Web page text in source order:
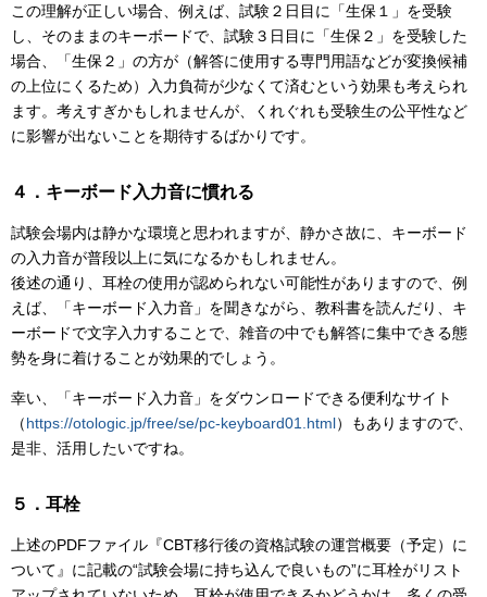
この理解が正しい場合、例えば、試験２日目に「生保１」を受験
し、そのままのキーボードで、試験３日目に「生保２」を受験した
場合、「生保２」の方が（解答に使用する専門用語などが変換候補
の上位にくるため）入力負荷が少なくて済むという効果も考えられ
ます。考えすぎかもしれませんが、くれぐれも受験生の公平性など
に影響が出ないことを期待するばかりです。
４．キーボード入力音に慣れる
試験会場内は静かな環境と思われますが、静かさ故に、キーボード
の入力音が普段以上に気になるかもしれません。
後述の通り、耳栓の使用が認められない可能性がありますので、例
えば、「キーボード入力音」を聞きながら、教科書を読んだり、キ
ーボードで文字入力することで、雑音の中でも解答に集中できる態
勢を身に着けることが効果的でしょう。
幸い、「キーボード入力音」をダウンロードできる便利なサイト
（https://otologic.jp/free/se/pc-keyboard01.html）もありますので、
是非、活用したいですね。
５．耳栓
上述のPDFファイル『CBT移行後の資格試験の運営概要（予定）に
ついて』に記載の“試験会場に持ち込んで良いもの”に耳栓がリスト